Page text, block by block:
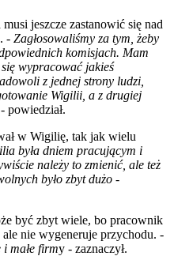
jeszcze zastanowić się nad
- Zagłosowaliśmy za tym, żeby
komisjach. Mam
wypracować jakieś
z jednej strony ludzi,
Wigilii, a z drugiej
- powiedział.
w Wigilię, tak jak wielu
była dniem pracującym i
należy to zmienić, ale też
było zbyt dużo -
być zbyt wiele, bo pracownik
nie wygeneruje przychodu. -
małe firmy - zaznaczył.